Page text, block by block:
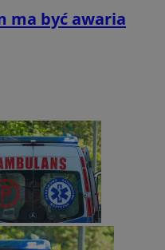
ma być awaria